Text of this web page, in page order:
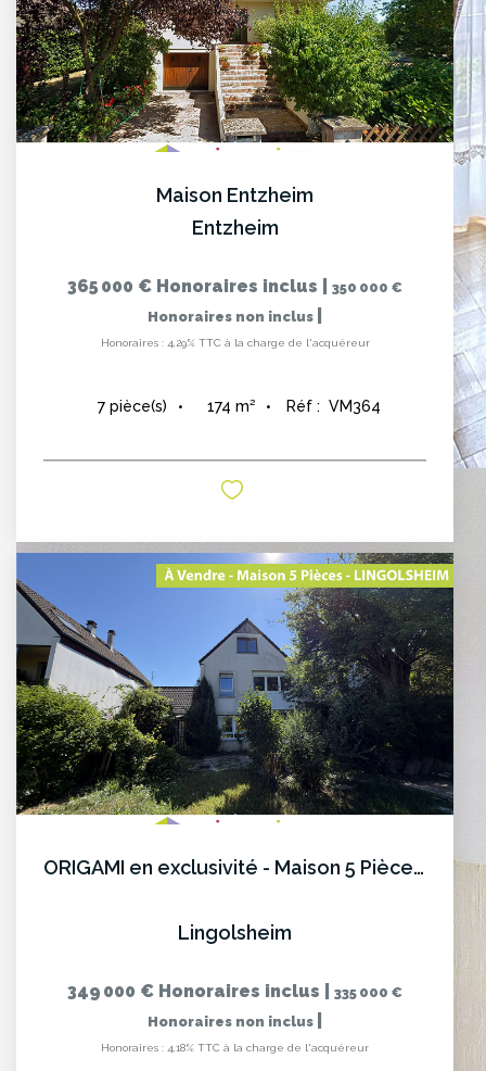
Maison Entzheim
Entzheim
365 000 € Honoraires inclus
350 000 €
Honoraires non inclus
Honoraires : 4,29% TTC à la charge de l'acquéreur
7 pièce(s) 174 m² Réf : VM364
ORIGAMI en exclusivité - Maison 5 Pièces à LINGOLSHEIM
Lingolsheim
349 000 € Honoraires inclus
335 000 €
Honoraires non inclus
Honoraires : 4,18% TTC à la charge de l'acquéreur